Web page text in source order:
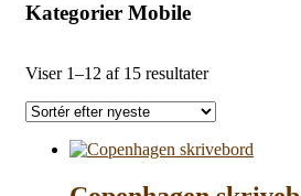
Kategorier Mobile
Viser 1–12 af 15 resultaterSorteret
seneste